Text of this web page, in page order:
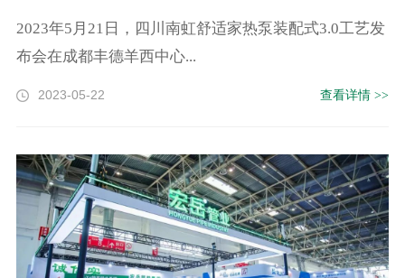
2023年5月21日，四川南虹舒适家热泵装配式3.0工艺发
布会在成都丰德羊西中心...
2023-05-22 查看详情 >>